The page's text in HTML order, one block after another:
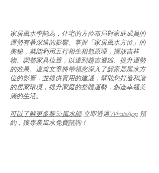
家居風水學認為，住宅的方位布局對家庭成員的
運勢有著深遠的影響。掌握「家居風水方位」的
奧秘，就能利用五行相生相剋原理，擺放吉祥
物、調整家具位置，以達到趨吉避凶、提升運勢
的效果。這篇文章將帶領您深入了解家居風水方
位的影響，並提供實用的建議，幫助您打造和諧
的居家環境，提升家庭的整體運勢，創造幸福美
滿的生活。
可以了解更多黎Sir風水師立即透過WhatsApp預
約，獲專業風水免費諮詢！